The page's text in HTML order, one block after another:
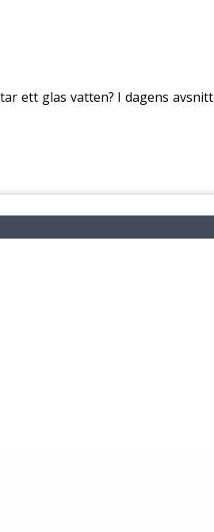
ett glas vatten? I dagens